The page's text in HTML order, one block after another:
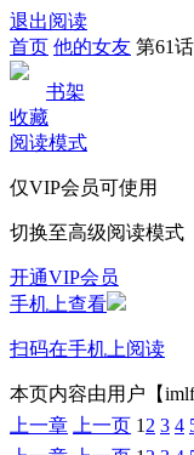
退出阅读
首页 他的女友 第61话
书架
收藏
阅读模式
仅VIP会员可使用
切换至高级阅读模式
开通VIP会员
手机上查看
扫码在手机上阅读
本页内容由用户【
上一章
上一页 1 2 3 4